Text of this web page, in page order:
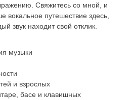
Свяжитесь со мной, и
вокальное путешествие здесь,
звук находит свой отклик.
музыки
и взрослых
басе и клавишных